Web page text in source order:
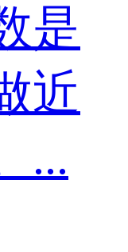
是
近
...